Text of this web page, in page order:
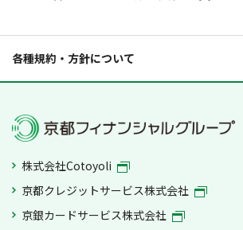
各種規約・方針について
株式会社Cotoyoli
京都クレジットサービス株式会社
京銀カードサービス株式会社